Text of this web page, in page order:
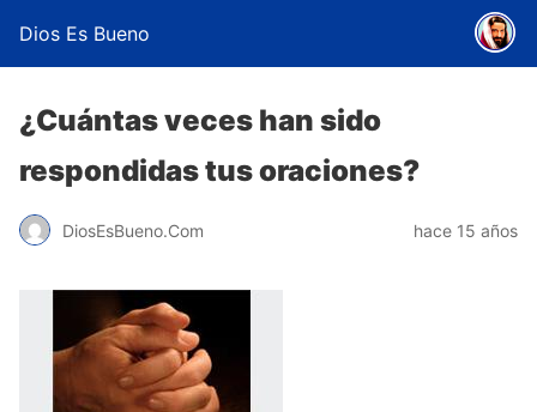
Dios Es Bueno
¿Cuántas veces han sido
respondidas tus oraciones?
DiosEsBueno.Com hace 15 años